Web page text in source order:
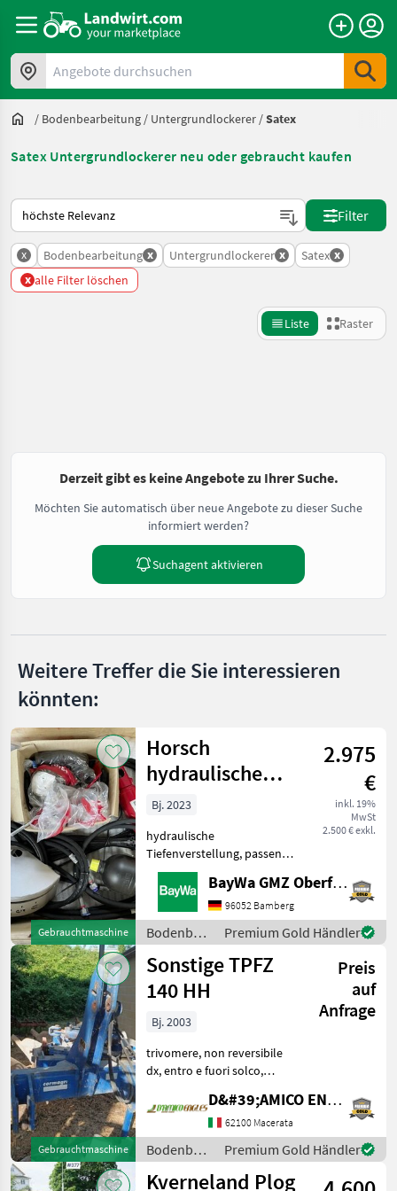
Angebote durchsuchen
/ Bodenbearbeitung / Untergrundlockerer /Satex
Satex Untergrundlockerer neu oder gebraucht kaufen
So wird auf Landwirt.com sortiert
Filter
x Bodenbearbeitung x Untergrundlockerer x Satex x
x alle Filter löschen
Liste Raster
Derzeit gibt es keine Angebote zu Ihrer Suche.
Möchten Sie automatisch über neue Angebote zu dieser Suche
informiert werden?
Suchagent aktivieren
Weitere Treffer die Sie interessieren
könnten:
Gebrauchtmaschine
Horsch
hydraulische
Tiefenverstellung
2.975
€
inkl. 19%
MwSt
2.500 € exkl.
Bj. 2023
hydraulische
Tiefenverstellung, passend
zu Horsch Joker 5 CT,
Baujahr 2023Diese
Maschine wird auf www.ab-
auction.com versteigert.
Bodenbearbeitung Sonstige
Bodenbearbe
BayWa GMZ Oberfranken
96052 Bamberg
Bodenbearbeitung
/ Horsch
Premium Gold Händler
Gebrauchtmaschine
Sonstige TPFZ
140 HH
Preis
auf
Anfrage
Bj. 2003
trivomere, non reversibile
dx, entro e fuori solco,
avanvomeri a disco, peso:
Bodenbearbeitung Pflüge
D&#39;AMICO ENGLES SRL
62100 Macerata
Bodenbearbeitung
/ Corma
Premium Gold Händler
Kverneland Plog